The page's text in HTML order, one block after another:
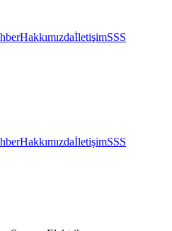
HakkımızdaİletişimSSS
HakkımızdaİletişimSSS